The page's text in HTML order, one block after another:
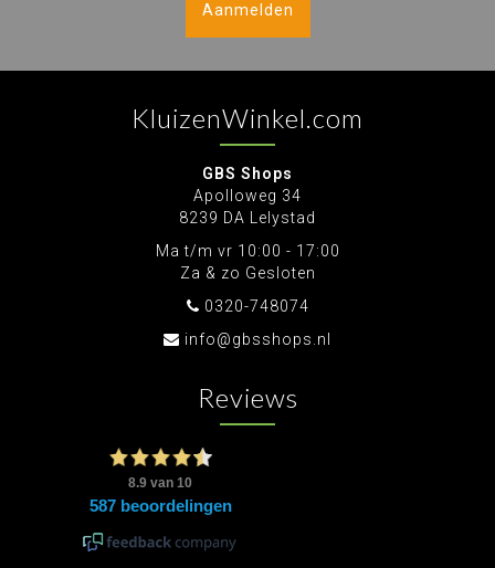
Aanmelden
KluizenWinkel.com
GBS Shops
Apolloweg 34
8239 DA Lelystad
Ma t/m vr 10:00 - 17:00
Za & zo Gesloten
0320-748074
info@gbsshops.nl
Reviews